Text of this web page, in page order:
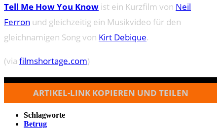
Tell Me How You Know ist ein Kurzfilm von Neil
Ferron und gleichzeitig ein Musikvideo für den
gleichnamigen Song von Kirt Debique.
(via filmshortage.com)
ARTIKEL-LINK KOPIEREN UND TEILEN
Schlagworte
Betrug